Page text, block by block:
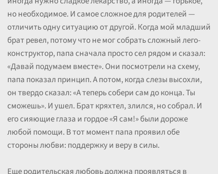
но необходимое. И самое сложное для родителей —
отличить одну ситуацию от другой. Когда мой младший
брат ревел, потому что не мог собрать сложный лего-
конструктор, папа сначала просто сел рядом и сказал:
«Давай подумаем вместе». Они посмотрели на схему,
папа показал принцип. А потом, когда слезы высохли,
он твердо сказал: «А теперь собери сам до конца. Ты
сможешь». И ушел. Брат кряхтел, злился, но собрал. И
его сияющие глаза и гордое «Я сам!» были дороже
любой помощи. В тот момент папа проявил обе
стороны любви: поддержку и веру в силы.
Еще родительская любовь должна проявляться в